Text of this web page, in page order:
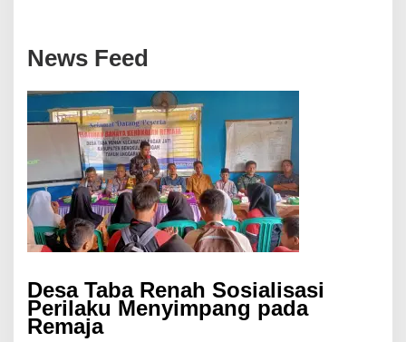
News Feed
Desa Taba Renah Sosialisasi
Perilaku Menyimpang pada
Remaja